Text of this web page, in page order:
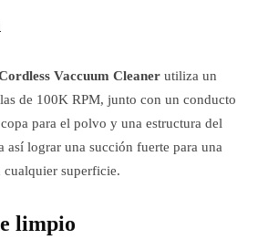
Vaccuum Cleaner utiliza un
de 100K RPM, junto con un conducto
para el polvo y una estructura del
así lograr una succión fuerte para una
cualquier superficie.
limpio